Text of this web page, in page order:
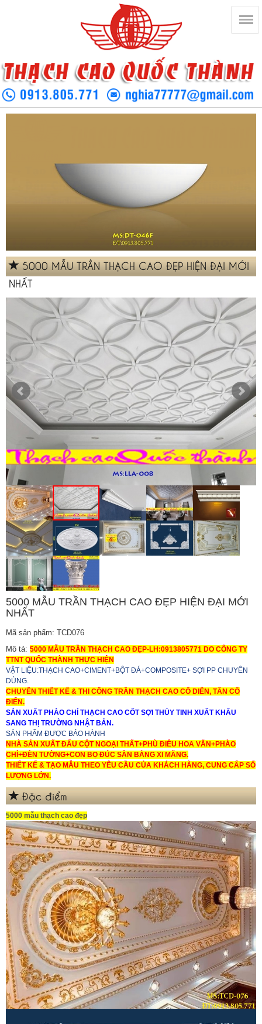
5000 MẪU TRẦN THẠCH CAO ĐẸP HIỆN ĐẠI MỚI
NHẤT
5000 MẪU TRẦN THẠCH CAO ĐẸP HIỆN ĐẠI MỚI
NHẤT
Mã sản phẩm: TCD076
Mô tả: 5000 MẪU TRẦN THẠCH CAO ĐẸP-LH:0913805771 DO CÔNG TY
TTNT QUỐC THÀNH THỰC HIỆN
VẬT LIỆU:THẠCH CAO+CIMENT+BỘT ĐÁ+COMPOSITE+ SỢI PP CHUYÊN
DÙNG.
CHUYÊN THIẾT KẾ & THI CÔNG TRẦN THẠCH CAO CỔ DIỂN, TÂN CỔ
ĐIỂN.
SẢN XUẤT PHÀO CHỈ THẠCH CAO CỐT SỢI THỦY TINH XUẤT KHẨU
SANG THỊ TRƯỜNG NHẬT BẢN.
SẢN PHẨM ĐƯỢC BẢO HÀNH
NHÀ SẢN XUẤT ĐẤU CỘT NGOẠI THẤT+PHÙ ĐIÊU HOA VĂN+PHÀO
CHỈ+ĐÈN TƯỜNG+CON BỌ ĐÚC SẴN BẰNG XI MĂNG.
THIẾT KẾ & TẠO MẪU THEO YÊU CẦU CỦA KHÁCH HÀNG, CUNG CẤP SỐ
LƯỢNG LỚN.
Đặc điểm
5000 mẫu thạch cao đẹp